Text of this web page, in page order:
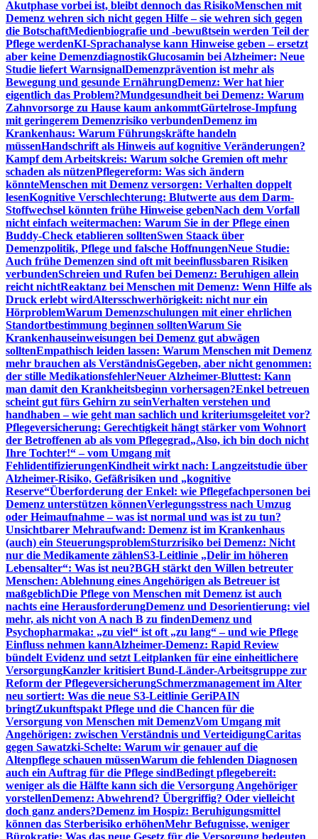
Akutphase vorbei ist, bleibt dennoch das RisikoMenschen mit
Demenz wehren sich nicht gegen Hilfe – sie wehren sich gegen
die BotschaftMedienbiografie und -bewußtsein werden Teil der
Pflege werdenKI-Sprachanalyse kann Hinweise geben – ersetzt
aber keine DemenzdiagnostikGlucosamin bei Alzheimer: Neue
Studie liefert WarnsignalDemenzprävention ist mehr als
Bewegung und gesunde ErnährungDemenz: Wer hat hier
eigentlich das Problem?Mundgesundheit bei Demenz: Warum
Zahnvorsorge zu Hause kaum ankommtGürtelrose-Impfung
mit geringerem Demenzrisiko verbundenDemenz im
Krankenhaus: Warum Führungskräfte handeln
müssenHandschrift als Hinweis auf kognitive Veränderungen?
Kampf dem Arbeitskreis: Warum solche Gremien oft mehr
schaden als nützenPflegereform: Was sich ändern
könnteMenschen mit Demenz versorgen: Verhalten doppelt
lesenKognitive Verschlechterung: Blutwerte aus dem Darm-
Stoffwechsel könnten frühe Hinweise gebenNach dem Vorfall
nicht einfach weitermachen: Warum Sie in der Pflege einen
Buddy-Check etablieren solltenSwen Staack über
Demenzpolitik, Pflege und falsche HoffnungenNeue Studie:
Auch frühe Demenzen sind oft mit beeinflussbaren Risiken
verbundenSchreien und Rufen bei Demenz: Beruhigen allein
reicht nichtReaktanz bei Menschen mit Demenz: Wenn Hilfe als
Druck erlebt wirdAltersschwerhörigkeit: nicht nur ein
HörproblemWarum Demenzschulungen mit einer ehrlichen
Standortbestimmung beginnen solltenWarum Sie
Krankenhauseinweisungen bei Demenz gut abwägen
solltenEmpathisch leiden lassen: Warum Menschen mit Demenz
mehr brauchen als VerständnisGegeben, aber nicht genommen:
der stille MedikationsfehlerNeuer Alzheimer-Bluttest: Kann
man damit den Krankheitsbeginn vorhersagen?Enkel betreuen
scheint gut fürs Gehirn zu seinVerhalten verstehen und
handhaben – wie geht man sachlich und kriteriumsgeleitet vor?
Pflegeversicherung: Gerechtigkeit hängt stärker vom Wohnort
der Betroffenen ab als vom Pflegegrad„Also, ich bin doch nicht
Ihre Tochter!“ – vom Umgang mit
FehlidentifizierungenKindheit wirkt nach: Langzeitstudie über
Alzheimer-Risiko, Gefäßrisiken und „kognitive
Reserve“Überforderung der Enkel: wie Pflegefachpersonen bei
Demenz unterstützen könnenVerlegungsstress nach Umzug
oder Heimaufnahme – was ist normal und was ist zu tun?
Unsichtbarer Mehraufwand: Demenz ist im Krankenhaus
(auch) ein SteuerungsproblemSturzrisiko bei Demenz: Nicht
nur die Medikamente zählenS3-Leitlinie „Delir im höheren
Lebensalter“: Was ist neu?BGH stärkt den Willen betreuter
Menschen: Ablehnung eines Angehörigen als Betreuer ist
maßgeblichDie Pflege von Menschen mit Demenz ist auch
nachts eine HerausforderungDemenz und Desorientierung: viel
mehr, als nicht von A nach B zu findenDemenz und
Psychopharmaka: „zu viel“ ist oft „zu lang“ – und wie Pflege
Einfluss nehmen kannAlzheimer-Demenz: Rapid Review
bündelt Evidenz und setzt Leitplanken für eine einheitlichere
VersorgungKanzler kritisiert Bund-Länder-Arbeitsgruppe zur
Reform der PflegeversicherungSchmerzmanagement im Alter
neu sortiert: Was die neue S3-Leitlinie GeriPAIN
bringtZukunftspakt Pflege und die Chancen für die
Versorgung von Menschen mit DemenzVom Umgang mit
Angehörigen: zwischen Verständnis und VerteidigungCaritas
gegen Sawatzki-Schelte: Warum wir genauer auf die
Altenpflege schauen müssenWarum die fehlenden Diagnosen
auch ein Auftrag für die Pflege sindBedingt pflegebereit:
weniger als die Hälfte kann sich die Versorgung Angehöriger
vorstellenDemenz: Abwehrend? Übergriffig? Oder vielleicht
doch ganz anders?Demenz im Hospiz: Beruhigungsmittel
können das Sterberisiko erhöhenMehr Befugnisse, weniger